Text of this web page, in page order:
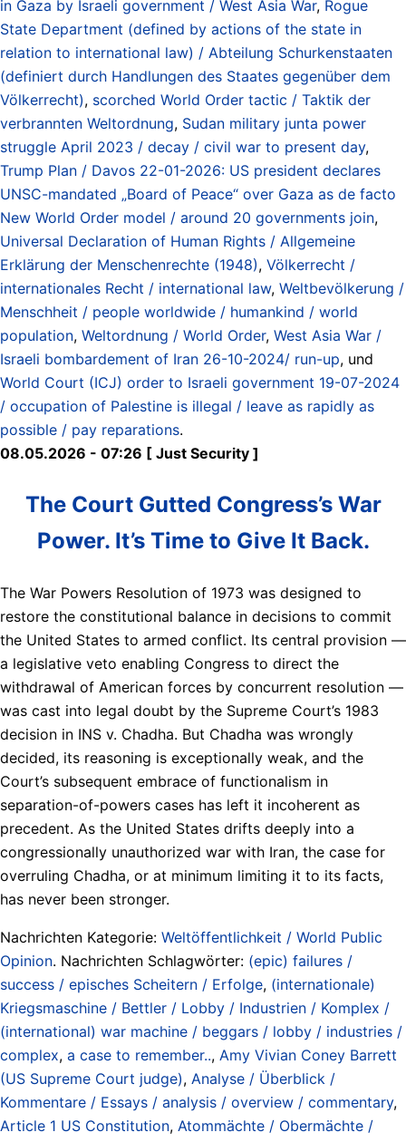
in Gaza by Israeli government / West Asia War, Rogue
State Department (defined by actions of the state in
relation to international law) / Abteilung Schurkenstaaten
(definiert durch Handlungen des Staates gegenüber dem
Völkerrecht), scorched World Order tactic / Taktik der
verbrannten Weltordnung, Sudan military junta power
struggle April 2023 / decay / civil war to present day,
Trump Plan / Davos 22-01-2026: US president declares
UNSC-mandated „Board of Peace“ over Gaza as de facto
New World Order model / around 20 governments join,
Universal Declaration of Human Rights / Allgemeine
Erklärung der Menschenrechte (1948), Völkerrecht /
internationales Recht / international law, Weltbevölkerung /
Menschheit / people worldwide / humankind / world
population, Weltordnung / World Order, West Asia War /
Israeli bombardement of Iran 26-10-2024/ run-up, und
World Court (ICJ) order to Israeli government 19-07-2024
/ occupation of Palestine is illegal / leave as rapidly as
possible / pay reparations.
08.05.2026 - 07:26 [ Just Security ]
The Court Gutted Congress’s War
Power. It’s Time to Give It Back.
The War Powers Resolution of 1973 was designed to
restore the constitutional balance in decisions to commit
the United States to armed conflict. Its central provision —
a legislative veto enabling Congress to direct the
withdrawal of American forces by concurrent resolution —
was cast into legal doubt by the Supreme Court’s 1983
decision in INS v. Chadha. But Chadha was wrongly
decided, its reasoning is exceptionally weak, and the
Court’s subsequent embrace of functionalism in
separation-of-powers cases has left it incoherent as
precedent. As the United States drifts deeply into a
congressionally unauthorized war with Iran, the case for
overruling Chadha, or at minimum limiting it to its facts,
has never been stronger.
Nachrichten Kategorie: Weltöffentlichkeit / World Public
Opinion. Nachrichten Schlagwörter: (epic) failures /
success / episches Scheitern / Erfolge, (internationale)
Kriegsmaschine / Bettler / Lobby / Industrien / Komplex /
(international) war machine / beggars / lobby / industries /
complex, a case to remember.., Amy Vivian Coney Barrett
(US Supreme Court judge), Analyse / Überblick /
Kommentare / Essays / analysis / overview / commentary,
Article 1 US Constitution, Atommächte / Obermächte /